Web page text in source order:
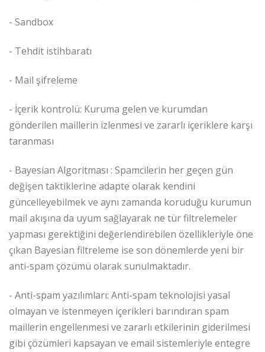
- Sandbox
- Tehdit istihbaratı
- Mail şifreleme
- İçerik kontrolü: Kuruma gelen ve kurumdan
gönderilen maillerin izlenmesi ve zararlı içeriklere karşı
taranması
- Bayesian Algoritması : Spamcilerin her geçen gün
değişen taktiklerine adapte olarak kendini
güncelleyebilmek ve aynı zamanda koruduğu kurumun
mail akışına da uyum sağlayarak ne tür filtrelemeler
yapması gerektiğini değerlendirebilen özellikleriyle öne
çıkan Bayesian filtreleme ise son dönemlerde yeni bir
anti-spam çözümü olarak sunulmaktadır.
- Anti-spam yazılımları: Anti-spam teknolojisi yasal
olmayan ve istenmeyen içerikleri barındıran spam
maillerin engellenmesi ve zararlı etkilerinin giderilmesi
gibi çözümleri kapsayan ve email sistemleriyle entegre